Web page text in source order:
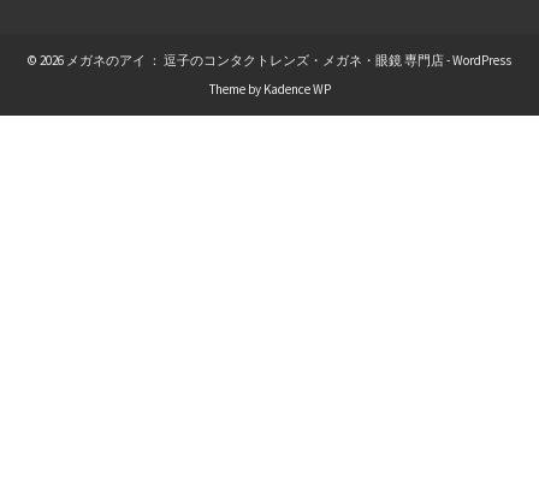
© 2026 メガネのアイ ： 逗子のコンタクトレンズ・メガネ・眼鏡 専門店 - WordPress
Theme by Kadence WP